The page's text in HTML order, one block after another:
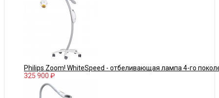
Philips Zoom! WhiteSpeed - отбеливающая лампа 4-го
325 900 ₽